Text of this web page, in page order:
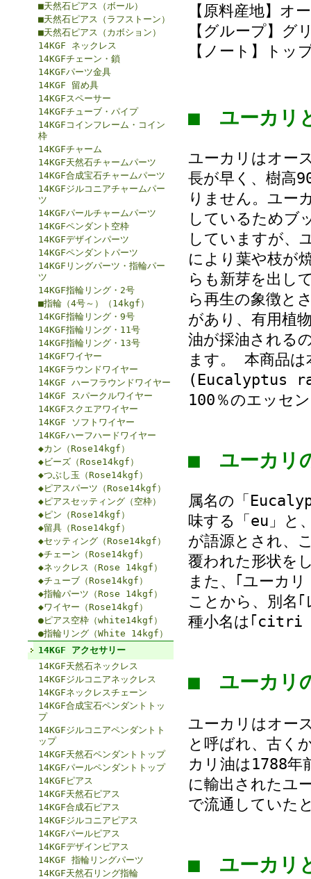
■天然石ピアス（ボール）
■天然石ピアス（ラフストーン）
■天然石ピアス（カボション）
14KGF ネックレス
14KGFチェーン・鎖
14KGFパーツ金具
14KGF 留め具
14KGFスペーサー
14KGFチューブ・パイプ
14KGFコインフレーム・コイン
枠
14KGFチャーム
14KGF天然石チャームパーツ
14KGF合成宝石チャームパーツ
14KGFジルコニアチャームパー
ツ
14KGFパールチャームパーツ
14KGFペンダント空枠
14KGFデザインパーツ
14KGFペンダントパーツ
14KGFリングパーツ・指輪パー
ツ
14KGF指輪リング・2号
■指輪（4号～）（14kgf）
14KGF指輪リング・9号
14KGF指輪リング・11号
14KGF指輪リング・13号
14KGFワイヤー
14KGFラウンドワイヤー
14KGF ハーフラウンドワイヤー
14KGF スパークルワイヤー
14KGFスクエアワイヤー
14KGF ソフトワイヤー
14KGFハーフハードワイヤー
◆カン（Rose14kgf）
◆ビーズ（Rose14kgf）
◆つぶし玉（Rose14kgf）
◆ピアスパーツ（Rose14kgf）
◆ピアスセッティング（空枠）
◆ピン（Rose14kgf）
◆留具（Rose14kgf）
◆セッティング（Rose14kgf）
◆チェーン（Rose14kgf）
◆ネックレス（Rose 14kgf）
◆チューブ（Rose14kgf）
◆指輪パーツ（Rose 14kgf）
◆ワイヤー（Rose14kgf）
●ピアス空枠（white14kgf）
●指輪リング（White 14kgf）
14KGF アクセサリー
14KGF天然石ネックレス
14KGFジルコニアネックレス
14KGFネックレスチェーン
14KGF合成宝石ペンダントトッ
プ
14KGFジルコニアペンダントト
ップ
14KGF天然石ペンダントトップ
14KGFパールペンダントトップ
14KGFピアス
14KGF天然石ピアス
14KGF合成石ピアス
14KGFジルコニアピアス
14KGFパールピアス
14KGFデザインピアス
14KGF 指輪リングパーツ
14KGF天然石リング指輪
【原料産地】オ
【グループ】グ
【ノート】トッ
■ ユーカ
ユーカリはオー
長が早く、樹高
りません。ユー
しているためブ
していますが、
により葉や枝が
らも新芽を出し
ら再生の象徴と
があり、有用植
油が採油される
ます。 本商品
(Eucalyptus
100％のエッセ
■ ユーカリ
属名の「
味する「eu」と
が語源とされ、
覆われた形状を
また、｢ユーカ
ことから、別名
種小名は｢citri（
■ ユーカリ
ユーカリはオー
と呼ばれ、古く
カリ油は1788年
に輸出されたユ
で流通していた
■ ユーカリ